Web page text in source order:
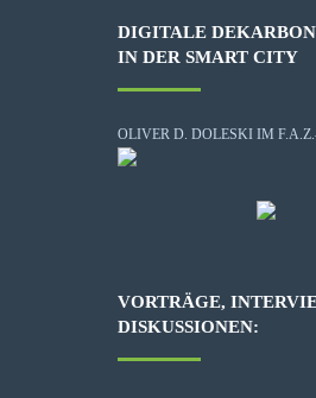
DIGITALE
IN DER SMART CITY
OLIVER D. DOLESKI IM
VORTRÄGE,
DISKUSSIONEN: